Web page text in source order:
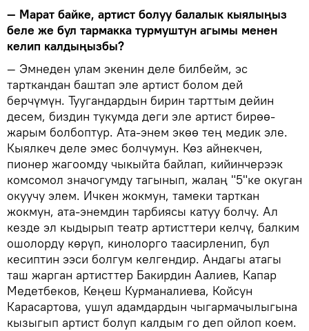
— Марат байке, артист болуу балалык кыялыңыз
беле же бул тармакка турмуштун агымы менен
келип калдыңызбы?
— Эмнеден улам экенин деле билбейм, эс
тарткандан баштап эле артист болом дей
берчүмүн. Туугандардын бирин тарттым дейин
десем, биздин тукумда деги эле артист бирөө-
жарым болбоптур. Ата-энем экөө тең медик эле.
Кыялкеч деле эмес болчумун. Көз айнекчен,
пионер жагоомду чыкыйта байлап, кийинчерээк
комсомол значогумду тагынып, жалаң "5"ке окуган
окуучу элем. Ичкен жокмун, тамеки тарткан
жокмун, ата-энемдин тарбиясы катуу болчу. Ал
кезде эл кыдырып театр артисттери келчү, балким
ошолорду көрүп, кинолорго таасирленип, бул
кесиптин ээси болгум келгендир. Андагы атагы
таш жарган артисттер Бакирдин Аалиев, Капар
Медетбеков, Кеңеш Курманалиева, Койсун
Карасартова, ушул адамдардын чыгармачылыгына
кызыгып артист болуп калдым го деп ойлоп коем.